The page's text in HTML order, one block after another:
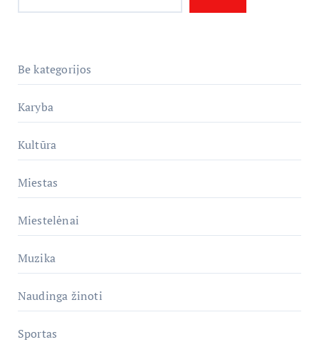
Be kategorijos
Karyba
Kultūra
Miestas
Miestelėnai
Muzika
Naudinga žinoti
Sportas